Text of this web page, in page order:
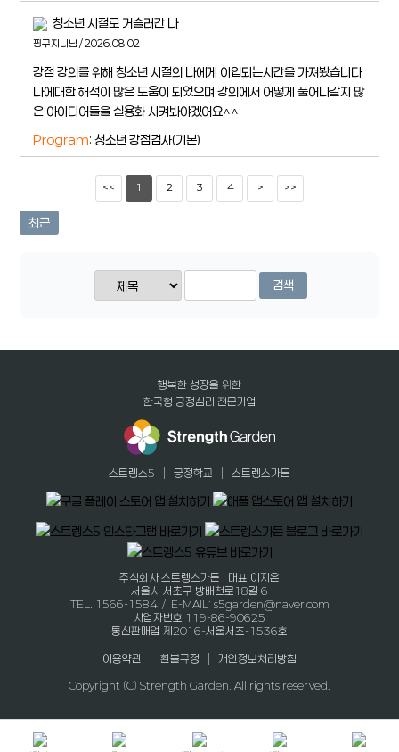
청소년 시절로 거슬러간 나
핑구지니님 / 2026.08.02
강점 강의를 위해 청소년 시절의 나에게 이입되는시간을 가져봤습니다
나에대한 해석이 많은 도움이 되었으며 강의에서 어떻게 풀어나갈지 많
은 아이디어들을 실용화 시켜봐야겠어요^^
Program: 청소년 강점검사(기본)
<< 1 2 3 4 > >>
최근
검색
행복한 성장을 위한
한국형 긍정심리 전문기업
스트렝스5 긍정학교 스트렝스가든
주식회사 스트렝스가든 대표 이지은
서울시 서초구 방배천로18길 6
TEL. 1566-1584 / E-MAIL: s5garden@naver.com
사업자번호 119-86-90625
통신판매업 제2016-서울서초-1536호
이용약관 환불규정 개인정보처리방침
Copyright (C) Strength Garden. All rights reserved.